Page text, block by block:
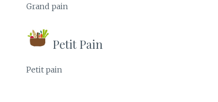
Grand pain
Petit Pain
Petit pain